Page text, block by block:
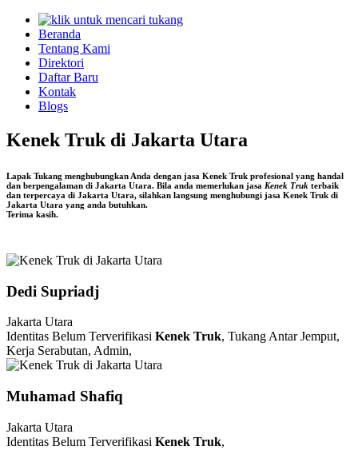
Beranda
Tentang Kami
Direktori
Daftar Baru
Kontak
Blogs
Kenek Truk di Jakarta Utara
Lapak Tukang menghubungkan Anda dengan jasa Kenek Truk profesional yang handal
dan berpengalaman di Jakarta Utara. Bila anda memerlukan jasa Kenek Truk terbaik
dan terpercaya di Jakarta Utara, silahkan langsung menghubungi jasa Kenek Truk di
Jakarta Utara yang anda butuhkan.
Terima kasih.
Dedi Supriadj
Jakarta Utara
Identitas Belum Terverifikasi Kenek Truk, Tukang Antar Jemput,
Kerja Serabutan, Admin,
Muhamad Shafiq
Jakarta Utara
Identitas Belum Terverifikasi Kenek Truk,